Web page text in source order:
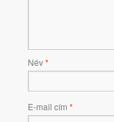
Név*
E-mail cím *